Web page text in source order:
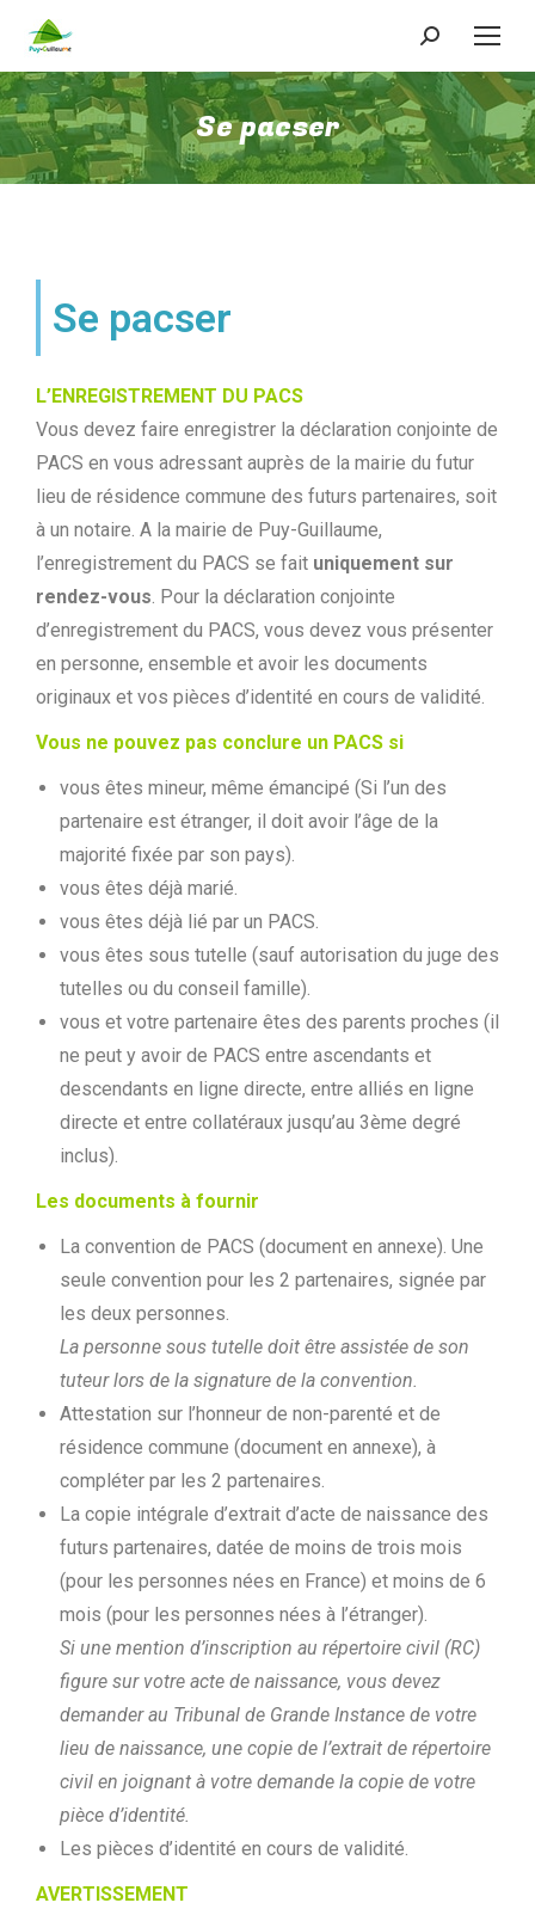
Se pacser
Se pacser
L’ENREGISTREMENT DU PACS
Vous devez faire enregistrer la déclaration conjointe de
PACS en vous adressant auprès de la mairie du futur
lieu de résidence commune des futurs partenaires, soit
à un notaire. A la mairie de Puy-Guillaume,
l’enregistrement du PACS se fait uniquement sur
rendez-vous. Pour la déclaration conjointe
d’enregistrement du PACS, vous devez vous présenter
en personne, ensemble et avoir les documents
originaux et vos pièces d’identité en cours de validité.
Vous ne pouvez pas conclure un PACS si
vous êtes mineur, même émancipé (Si l’un des
partenaire est étranger, il doit avoir l’âge de la
majorité fixée par son pays).
vous êtes déjà marié.
vous êtes déjà lié par un PACS.
vous êtes sous tutelle (sauf autorisation du juge des
tutelles ou du conseil famille).
vous et votre partenaire êtes des parents proches (il
ne peut y avoir de PACS entre ascendants et
descendants en ligne directe, entre alliés en ligne
directe et entre collatéraux jusqu’au 3ème degré
inclus).
Les documents à fournir
La convention de PACS (document en annexe). Une
seule convention pour les 2 partenaires, signée par
les deux personnes.
La personne sous tutelle doit être assistée de son
tuteur lors de la signature de la convention.
Attestation sur l’honneur de non-parenté et de
résidence commune (document en annexe), à
compléter par les 2 partenaires.
La copie intégrale d’extrait d’acte de naissance des
futurs partenaires, datée de moins de trois mois
(pour les personnes nées en France) et moins de 6
mois (pour les personnes nées à l’étranger).
Si une mention d’inscription au répertoire civil (RC)
figure sur votre acte de naissance, vous devez
demander au Tribunal de Grande Instance de votre
lieu de naissance, une copie de l’extrait de répertoire
civil en joignant à votre demande la copie de votre
pièce d’identité.
Les pièces d’identité en cours de validité.
AVERTISSEMENT